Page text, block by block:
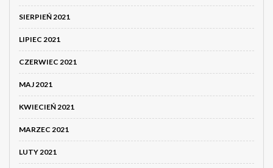
SIERPIEŃ 2021
LIPIEC 2021
CZERWIEC 2021
MAJ 2021
KWIECIEŃ 2021
MARZEC 2021
LUTY 2021